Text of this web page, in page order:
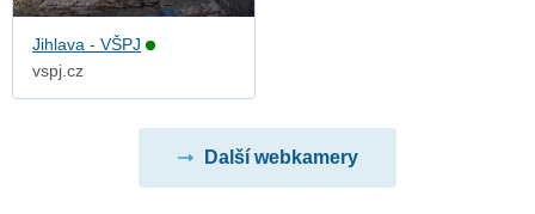
Jihlava - VŠPJ
vspj.cz
Další webkamery